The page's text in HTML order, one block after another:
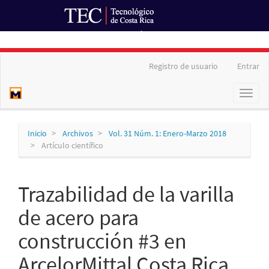
Registro de usuario Entrar
Toggle
Inicio Archivos
Vol. 31 Núm. 1: Enero-Marzo 2018
Artículo científico
Trazabilidad de la varilla
de acero para
construcción #3 en